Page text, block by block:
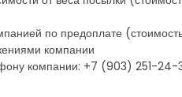
по предоплате
компании
компании: +7 (903) 251-24-